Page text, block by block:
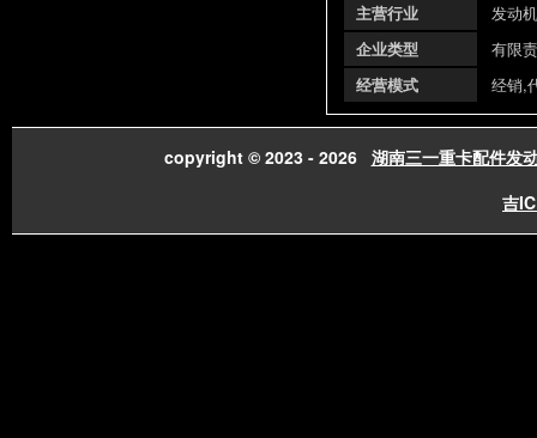
主营行业
发动
企业类型
有限
经营模式
经销,
copyright © 2023 - 2026 湖南三一重卡配件发
吉